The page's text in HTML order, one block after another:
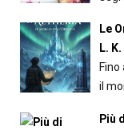
Le
L.
il
Più